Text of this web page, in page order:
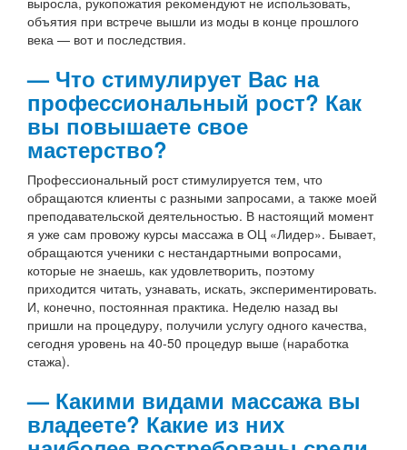
объятия при встрече вышли из моды в конце прошлого
века — вот и последствия.
— Что стимулирует Вас на
профессиональный рост? Как
вы повышаете свое
мастерство?
Профессиональный рост стимулируется тем, что
обращаются клиенты с разными запросами, а также моей
преподавательской деятельностью. В настоящий момент
я уже сам провожу курсы массажа в ОЦ «Лидер». Бывает,
обращаются ученики с нестандартными вопросами,
которые не знаешь, как удовлетворить, поэтому
приходится читать, узнавать, искать, экспериментировать.
И, конечно, постоянная практика. Неделю назад вы
пришли на процедуру, получили услугу одного качества,
сегодня уровень на 40-50 процедур выше (наработка
стажа).
— Какими видами массажа вы
владеете? Какие из них